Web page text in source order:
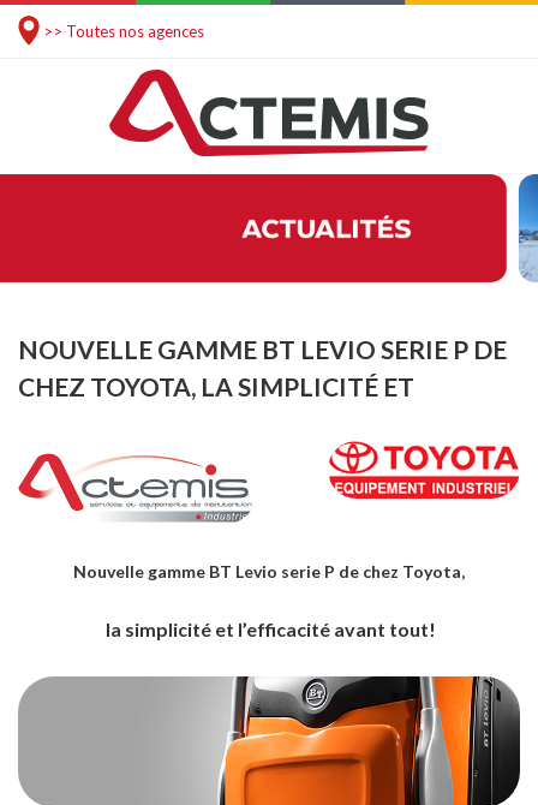
>> Toutes nos agences
NOUVELLE GAMME BT LEVIO SERIE P DE
CHEZ TOYOTA, LA SIMPLICITÉ ET
Nouvelle gamme BT Levio serie P de chez Toyota,
la simplicité et l’efficacité avant tout!